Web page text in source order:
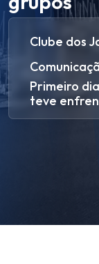
Clube dos
Primeiro
teve